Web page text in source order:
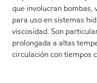
que involucran bombas,
para uso en sistemas
viscosidad. Son
prolongada a altas
circulación con tiempos